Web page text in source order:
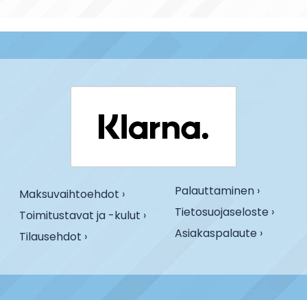
Maksuvaihtoehdot ›
Toimitustavat ja -kulut ›
Tilausehdot ›
Palauttaminen ›
Tietosuojaseloste ›
Asiakaspalaute ›